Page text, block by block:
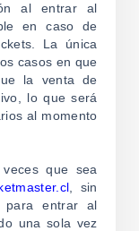
al entrar al
en caso de
La única
casos en que
la venta de
lo que será
al momento
que sea
, sin
para entrar al
una sola vez